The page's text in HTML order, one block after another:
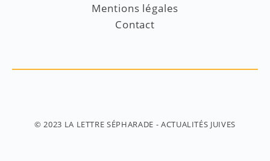
Mentions légales
Contact
© 2023 LA LETTRE SÉPHARADE - ACTUALITÉS JUIVES